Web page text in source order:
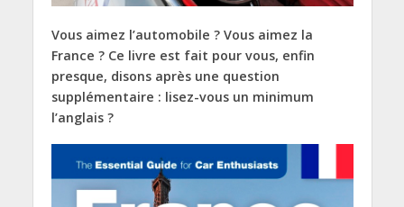
Vous aimez l’automobile ? Vous aimez la
France ? Ce livre est fait pour vous, enfin
presque, disons après une question
supplémentaire : lisez-vous un minimum
l’anglais ?